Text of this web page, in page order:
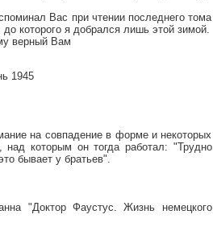
Вас при чтении последнего тома
которого я добрался лишь этой зимой.
верный Вам
1945
на совпадение в форме и некоторых
которым он тогда работал: "Трудно
бывает у братьев".
"Доктор Фаустус. Жизнь немецкого